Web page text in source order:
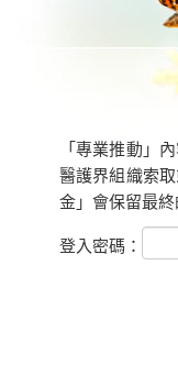
「專業推動」
醫護界組織索
金」會保留最
登入密碼：